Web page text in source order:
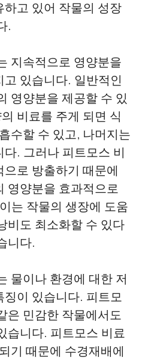
고 있어 작물의 성장
.
지속적으로 영양분을
있습니다. 일반적인
영양분을 제공할 수 있
비료를 주게 되면 식
수할 수 있고, 나머지는
. 그러나 피트모스 비
로 방출하기 때문에
영양분을 효과적으로
는 작물의 생장에 도움
비도 최소화할 수 있다
니다.
물이나 환경에 대한 저
이 있습니다. 피트모
은 민감한 작물에서도
습니다. 피트모스 비료
기 때문에 수경재배에